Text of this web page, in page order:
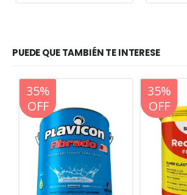
PUEDE QUE TAMBIÉN TE INTERESE
20%
OFF
35%
OFF
20%
OFF